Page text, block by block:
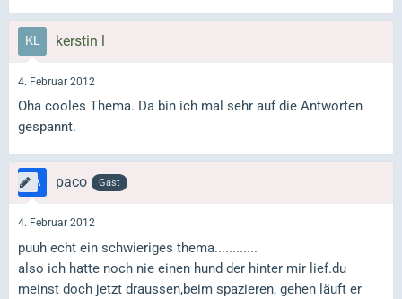
kerstin l
4. Februar 2012
Oha cooles Thema. Da bin ich mal sehr auf die Antworten
gespannt.
paco Gast
4. Februar 2012
puuh echt ein schwieriges thema............
also ich hatte noch nie einen hund der hinter mir lief.du
meinst doch jetzt draussen,beim spazieren, gehen läuft er